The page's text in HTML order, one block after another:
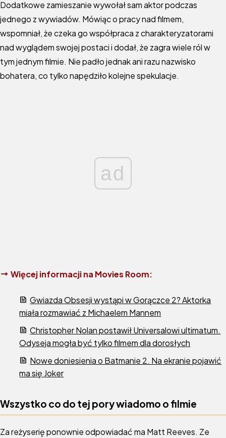
Dodatkowe zamieszanie wywołał sam aktor podczas
jednego z wywiadów. Mówiąc o pracy nad filmem,
wspomniał, że czeka go współpraca z charakteryzatorami
nad wyglądem swojej postaci i dodał, że zagra wiele ról w
tym jednym filmie. Nie padło jednak ani razu nazwisko
bohatera, co tylko napędziło kolejne spekulacje.
ad
Więcej informacji na Movies Room:
Gwiazda Obsesji wystąpi w Gorączce 2? Aktorka
miała rozmawiać z Michaelem Mannem
Christopher Nolan postawił Universalowi ultimatum.
Odyseja mogła być tylko filmem dla dorosłych
Nowe doniesienia o Batmanie 2. Na ekranie pojawić
ma się Joker
Wszystko co do tej pory wiadomo o filmie
Za reżyserię ponownie odpowiadać ma Matt Reeves. Ze